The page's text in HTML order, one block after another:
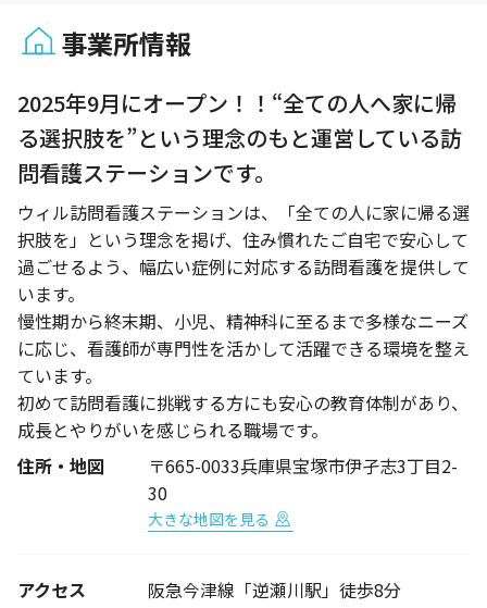
事業所情報
2025年9月にオープン！！“全ての人へ家に帰
る選択肢を”という理念のもと運営している訪
問看護ステーションです。
ウィル訪問看護ステーションは、「全ての人に家に帰る選
択肢を」という理念を掲げ、住み慣れたご自宅で安心して
過ごせるよう、幅広い症例に対応する訪問看護を提供して
います。
慢性期から終末期、小児、精神科に至るまで多様なニーズ
に応じ、看護師が専門性を活かして活躍できる環境を整え
ています。
初めて訪問看護に挑戦する方にも安心の教育体制があり、
成長とやりがいを感じられる職場です。
住所・地図
〒665-0033兵庫県宝塚市伊孑志3丁目2-
30
大きな地図を見る
アクセス 阪急今津線「逆瀬川駅」徒歩8分